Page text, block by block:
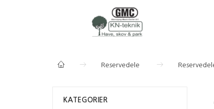
Reservedele
KATEGORIER